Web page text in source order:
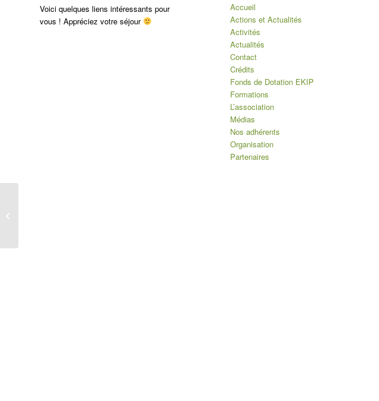
Voici quelques liens intéressants pour
vous ! Appréciez votre séjour
Accueil
Actions et Actualités
Activités
Actualités
Contact
Crédits
Fonds de Dotation EKIP
Formations
L’association
Médias
Nos adhérents
Organisation
Partenaires